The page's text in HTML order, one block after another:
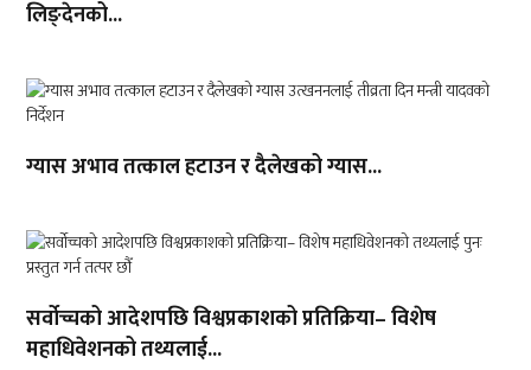
लिङ्देनको...
ग्यास अभाव तत्काल हटाउन र दैलेखको ग्यास...
सर्वोच्चको आदेशपछि विश्वप्रकाशको प्रतिक्रिया– विशेष
महाधिवेशनको तथ्यलाई...